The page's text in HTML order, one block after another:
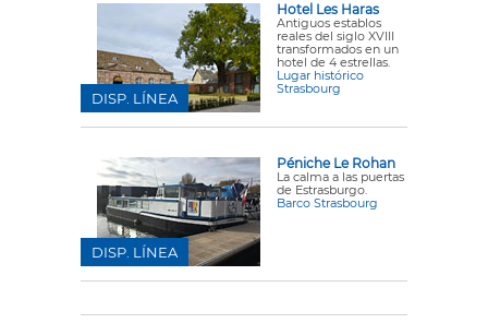
Hotel Les Haras
Antiguos establos
reales del siglo XVIII
transformados en un
hotel de 4 estrellas.
Lugar histórico
Strasbourg
DISP. LÍNEA
Péniche Le Rohan
La calma a las puertas
de Estrasburgo.
Barco Strasbourg
DISP. LÍNEA